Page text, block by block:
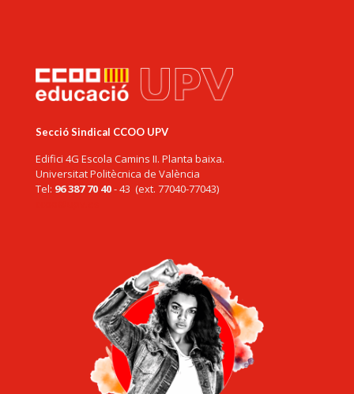
Secció Sindical CCOO UPV
Edifici 4G Escola Camins II. Planta baixa.
Universitat Politècnica de València
Tel: 96 387 70 40- 43 (ext. 77040-77043)